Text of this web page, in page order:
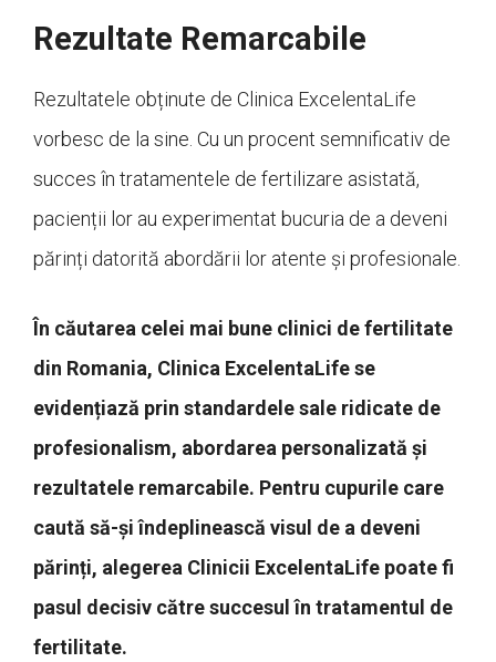
Rezultate Remarcabile
Rezultatele obținute de Clinica ExcelentaLife
vorbesc de la sine. Cu un procent semnificativ de
succes în tratamentele de fertilizare asistată,
pacienții lor au experimentat bucuria de a deveni
părinți datorită abordării lor atente și profesionale.
În căutarea celei mai bune clinici de fertilitate
din Romania, Clinica ExcelentaLife se
evidențiază prin standardele sale ridicate de
profesionalism, abordarea personalizată și
rezultatele remarcabile. Pentru cupurile care
caută să-și îndeplinească visul de a deveni
părinți, alegerea Clinicii ExcelentaLife poate fi
pasul decisiv către succesul în tratamentul de
fertilitate.